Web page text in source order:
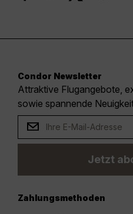
Condor Newsletter
Attraktive Flugangebote,
sowie spannende
Jetzt
Zahlungsmethoden